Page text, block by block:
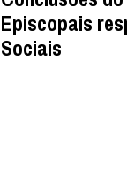
Episcopais
Sociais